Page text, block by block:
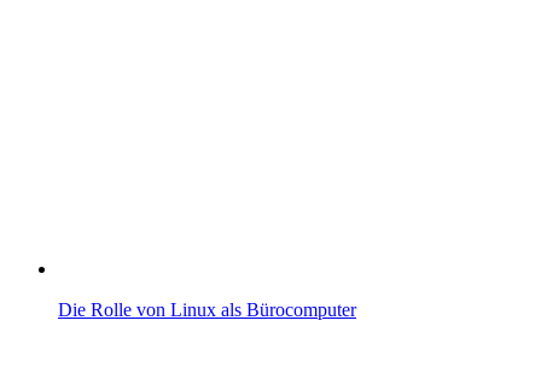
Die Rolle von Linux als Bürocomputer